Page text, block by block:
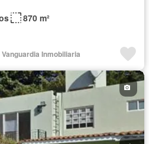
870 m²
Inmobiliaria